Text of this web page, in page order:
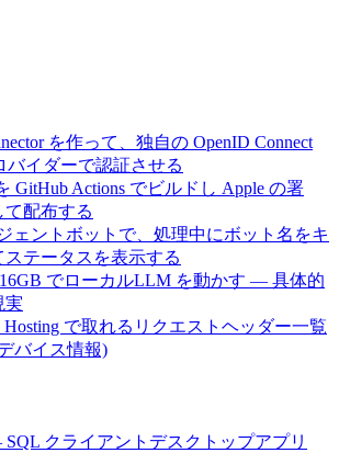
を作って、独自の OpenID Connect
バイダーで認証させる
GitHub Actions でビルドし Apple の署
配布する
ェントボットで、処理中にボット名をキ
ステータスを表示する
でローカルLLM を動かす — 具体的
実
Hosting で取れるリクエストヘッダー一覧
バイス情報)
クライアントデスクトップアプリ